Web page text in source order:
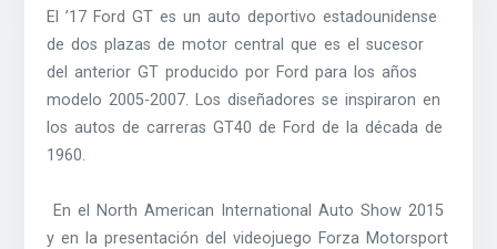
El ’17 Ford GT es un auto deportivo estadounidense
de dos plazas de motor central que es el sucesor
del anterior GT producido por Ford para los años
modelo 2005-2007. Los diseñadores se inspiraron en
los autos de carreras GT40 de Ford de la década de
1960.
En el North American International Auto Show 2015
y en la presentación del videojuego Forza Motorsport